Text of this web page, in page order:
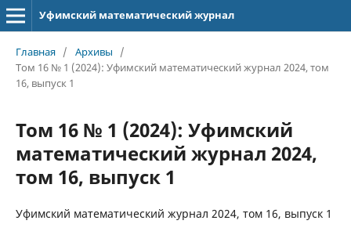
Уфимский математический журнал
Главная / Архивы
/
Том 16 № 1 (2024): Уфимский математический журнал 2024, том
16, выпуск 1
Том 16 № 1 (2024): Уфимский
математический журнал 2024,
том 16, выпуск 1
Уфимский математический журнал 2024, том 16, выпуск 1